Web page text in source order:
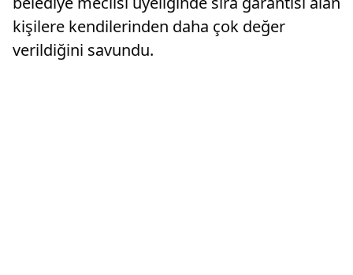
kişilere kendilerinden daha çok değer
verildiğini savundu.